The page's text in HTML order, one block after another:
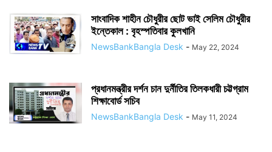
সাংবাদিক শাহীন চৌধুরীর‌ ছোট ভাই সেলিম চৌধুরীর
ইন্তেকাল : বৃহস্পতিবার কুলখানি
NewsBankBangla Desk - May 22, 2024
প্রধানমন্ত্রীর দর্শন চান দুর্নীতির তিলকধারী চট্টগ্রাম
শিক্ষাবোর্ড সচিব
NewsBankBangla Desk - May 11, 2024